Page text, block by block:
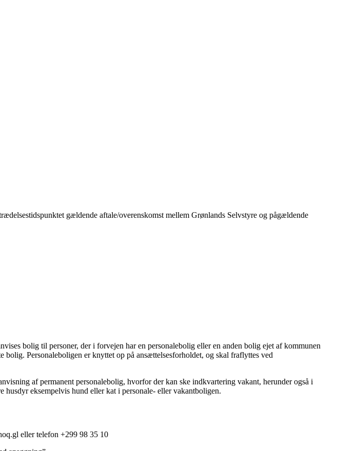
gældende aftale/overenskomst mellem Grønlands Selvstyre og pågældende
bolig til personer, der i forvejen har en personalebolig eller en anden bolig ejet af kommunen
Personaleboligen er knyttet op på ansættelsesforholdet, og skal fraflyttes ved
af permanent personalebolig, hvorfor der kan ske indkvartering vakant, herunder også i
eksempelvis hund eller kat i personale- eller vakantboligen.
eller telefon +299 98 35 10